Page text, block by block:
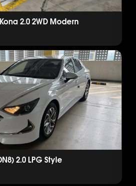
2.0 2WD Modern
2.0 LPG Style